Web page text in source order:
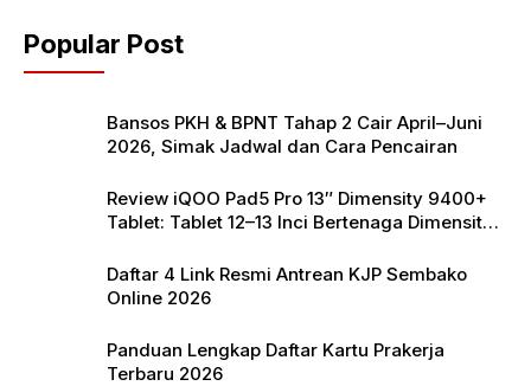
o
o
p
p
Popular Post
Bansos PKH & BPNT Tahap 2 Cair April–Juni
2026, Simak Jadwal dan Cara Pencairan
Review iQOO Pad5 Pro 13″ Dimensity 9400+
Tablet: Tablet 12–13 Inci Bertenaga Dimensity
Daftar 4 Link Resmi Antrean KJP Sembako
Online 2026
Panduan Lengkap Daftar Kartu Prakerja
Terbaru 2026